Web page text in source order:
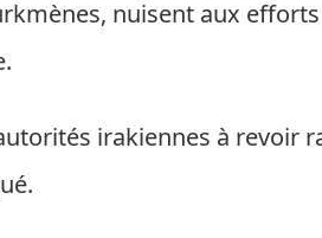
nuisent aux
irakiennes à revoir